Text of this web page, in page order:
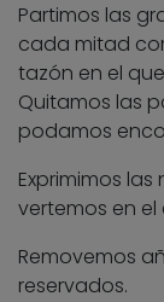
Partimos las
cada mitad
tazón en el
Quitamos las
podamos
Exprimimos
vertemos en
Removemos
reservados.